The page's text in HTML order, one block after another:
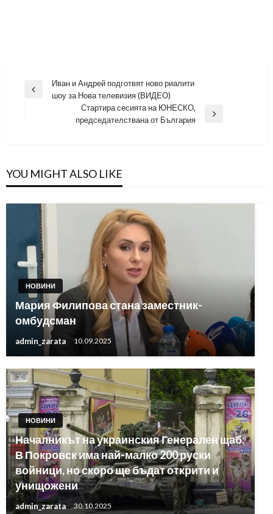
Навигация
Previous
Иван и Андрей подготвят ново риалити
шоу за Нова телевизия (ВИДЕО)
Стартира сесията на ЮНЕСКО,
председателствана от България
YOU MIGHT ALSO LIKE
НОВИНИ
Мария Филипова стана заместник-
омбудсман
admin_zarata 10.09.2025
НОВИНИ
Началникът на украинския Генерален щаб:
В Покровск има най-малко 200 руски
войници, но скоро ще бъдат открити и
унищожени
admin_zarata 30.10.2025